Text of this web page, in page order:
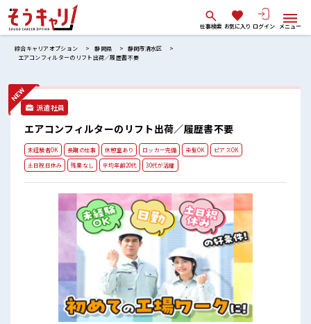
仕事検索 お気に入り ログイン メニュー
綜合キャリアオプション 静岡県
静岡市清水区
エアコンフィルターのリフト出荷／履歴書不要
派遣社員
エアコンフィルターのリフト出荷／履歴書不要
未経験者OK 長期の仕事 休憩室あり ロッカー完備 染髪OK
ピアスOK
土日祝日休み
残業なし 平均年齢20代 30代が活躍